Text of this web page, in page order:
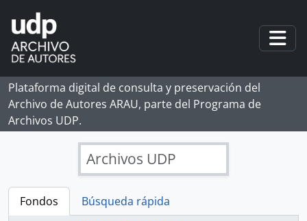
Skip to main content
Plataforma digital de consulta y preservación del
Archivo de Autores ARAU, parte del Programa de
Archivos UDP.
Archivos UDP
Fondos
Búsqueda rápida